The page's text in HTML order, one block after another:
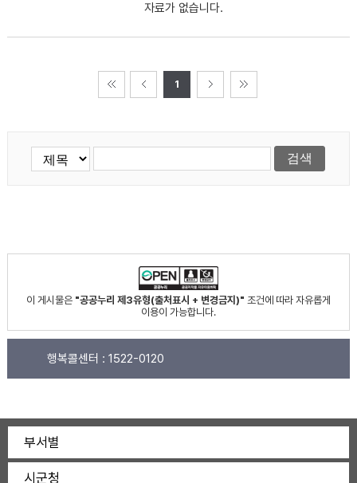
자료가 없습니다.
1
이 게시물은 "공공누리 제3유형(출처표시 + 변경금지)" 조건에 따라 자유롭게
이용이 가능합니다.
행복콜센터 : 1522-0120
부서별
시군청